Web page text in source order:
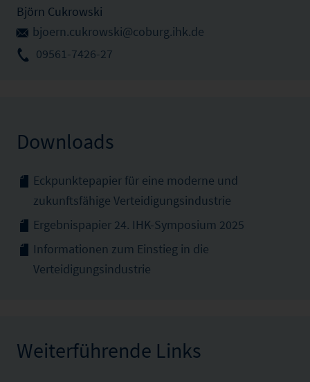
Björn Cukrowski
bjoern.cukrowski@coburg.ihk.de
09561-7426-27
Downloads
Eckpunktepapier für eine moderne und
zukunftsfähige Verteidigungsindustrie
Ergebnispapier 24. IHK-Symposium 2025
Informationen zum Einstieg in die
Verteidigungsindustrie
Weiterführende Links